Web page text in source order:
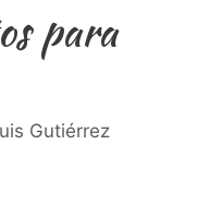
para
Gutiérrez